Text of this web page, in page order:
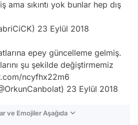
ama sıkıntı yok bunlar hep dış
23 Eylül 2018
epey güncelleme gelmiş.
şu şekilde değiştirmemiz
ncyfhx22m6
23 Eylül 2018
ve Emojiler Aşağıda